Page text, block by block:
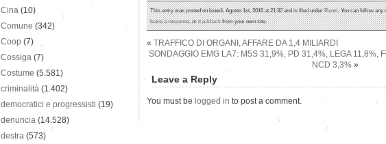
This entry was posted on lunedì, Agosto 1st, 2016 at 21:32 and is filed underRenzi. You can follow any
leave a response, ortrackbackfrom your own site.
« TRAFFICO DI ORGANI, AFFARE DA 1,4 MILIARDI
SONDAGGIO EMG LA7: M5S 31,9%, PD 31,4%, LEGA 11,8%,
NCD 3,3% »
Leave a Reply
You must be logged in to post a comment.
Cina (10)
Comune (342)
Coop (7)
Cossiga (7)
Costume (5.581)
criminalità (1.402)
democratici e progressisti (19)
denuncia (14.528)
destra (573)